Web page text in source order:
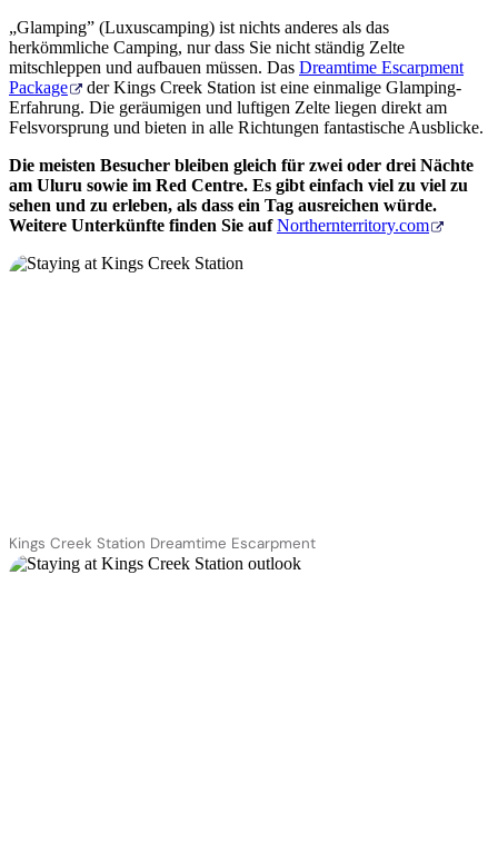
„Glamping” (Luxuscamping) ist nichts anderes als das
herkömmliche Camping, nur dass Sie nicht ständig Zelte
mitschleppen und aufbauen müssen. Das Dreamtime Escarpment
Package
der Kings Creek Station ist eine einmalige Glamping-
Erfahrung. Die geräumigen und luftigen Zelte liegen direkt am
Felsvorsprung und bieten in alle Richtungen fantastische Ausblicke.
Die meisten Besucher bleiben gleich für zwei oder drei Nächte
am Uluru sowie im Red Centre. Es gibt einfach viel zu viel zu
sehen und zu erleben, als dass ein Tag ausreichen würde.
Weitere Unterkünfte finden Sie auf Northernterritory.com
Kings Creek Station Dreamtime Escarpment